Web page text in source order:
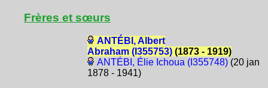
Frères et sœurs
ANTÉBI, Albert
Abraham (I355753)(1873 - 1919)
ANTÉBI, Élie Ichoua (I355748)(20 jan
1878 - 1941)